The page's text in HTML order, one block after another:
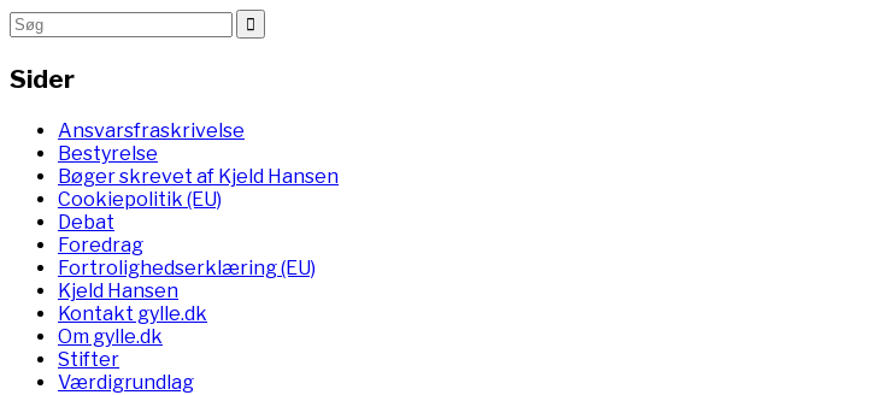
Sider
Ansvarsfraskrivelse
Bestyrelse
Bøger skrevet af Kjeld Hansen
Cookiepolitik (EU)
Debat
Foredrag
Fortrolighedserklæring (EU)
Kjeld Hansen
Kontakt gylle.dk
Om gylle.dk
Stifter
Værdigrundlag